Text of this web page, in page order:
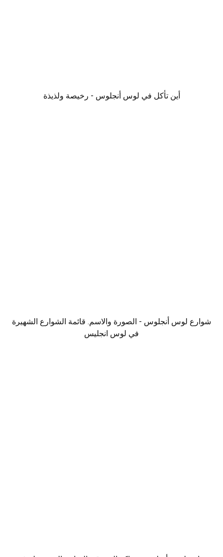
أين تأكل في لوس أنجلوس - رخيصة ولذيذة
شوارع لوس أنجلوس - الصورة والاسم. قائمة الشوارع الشهيرة
في لوس انجليس